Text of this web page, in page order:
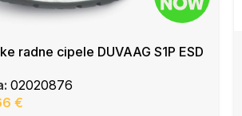
radne cipele DUVAAG S1P ESD
02020876
€